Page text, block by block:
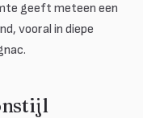
geeft meteen een
vooral in diepe